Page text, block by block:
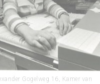
Gogelweg 16, Kamer van